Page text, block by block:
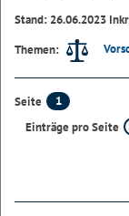
Stand: 26.06.2023
Themen:
Seite
1
Einträge pro Seite